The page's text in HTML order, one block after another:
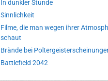
In dunkler Stunde
Sinnlichkeit
Filme, die man wegen ihrer
schaut
Brände bei
Battlefield 2042